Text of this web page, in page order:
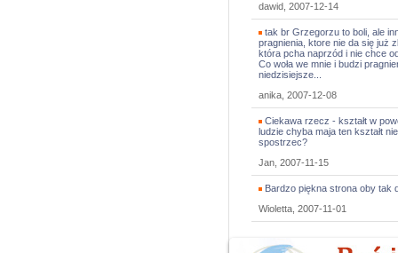
dawid, 2007-12-14
tak br Grzegorzu to boli, ale
pragnienia, ktore nie da się już
która pcha naprzód i nie chce
Co woła we mnie i budzi
niedzisiejsze...
anika, 2007-12-08
Ciekawa rzecz - kształt w
ludzie chyba maja ten kształt
spostrzec?
Jan, 2007-11-15
Bardzo piękna strona oby tak
Wioletta, 2007-11-01